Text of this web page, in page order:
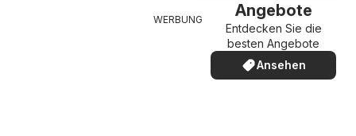
Angebote
Entdecken Sie die
besten Angebote
Ansehen
WERBUNG